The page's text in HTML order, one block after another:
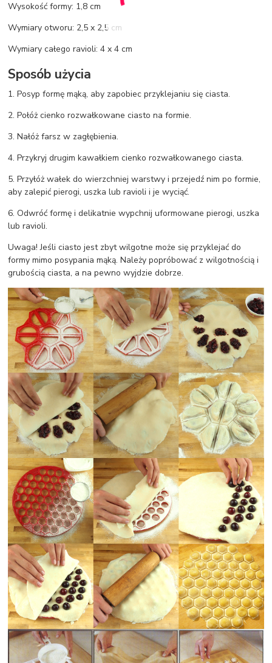
Wysokość formy: 1,8 cm
Wymiary otworu: 2,5 x 2,5 cm
Wymiary całego ravioli: 4 x 4 cm
Sposób użycia
1. Posyp formę mąką, aby zapobiec przyklejaniu się ciasta.
2. Połóż cienko rozwałkowane ciasto na formie.
3. Nałóż farsz w zagłębienia.
4. Przykryj drugim kawałkiem cienko rozwałkowanego ciasta.
5. Przyłóż wałek do wierzchniej warstwy i przejedź nim po formie,
aby zalepić pierogi, uszka lub ravioli i je wyciąć.
6. Odwróć formę i delikatnie wypchnij uformowane pierogi, uszka
lub ravioli.
Uwaga! Jeśli ciasto jest zbyt wilgotne może się przyklejać do
formy mimo posypania mąką. Należy popróbować z wilgotnością i
grubością ciasta, a na pewno wyjdzie dobrze.